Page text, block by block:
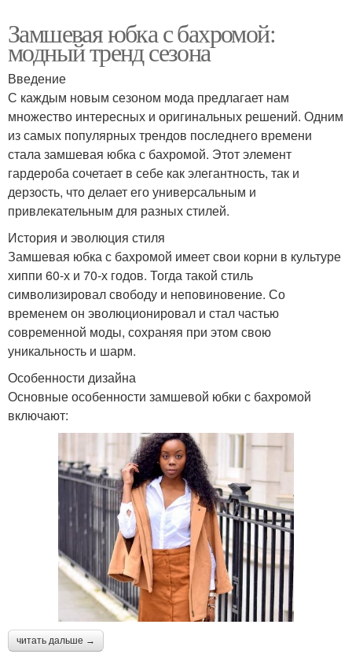
Замшевая юбка с бахромой:
модный тренд сезона
Введение
С каждым новым сезоном мода предлагает нам
множество интересных и оригинальных решений. Одним
из самых популярных трендов последнего времени
стала замшевая юбка с бахромой. Этот элемент
гардероба сочетает в себе как элегантность, так и
дерзость, что делает его универсальным и
привлекательным для разных стилей.
История и эволюция стиля
Замшевая юбка с бахромой имеет свои корни в культуре
хиппи 60-х и 70-х годов. Тогда такой стиль
символизировал свободу и неповиновение. Со
временем он эволюционировал и стал частью
современной моды, сохраняя при этом свою
уникальность и шарм.
Особенности дизайна
Основные особенности замшевой юбки с бахромой
включают:
читать дальше →